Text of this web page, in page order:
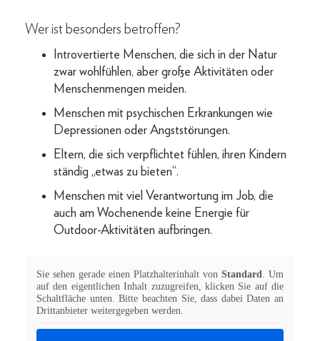
Wer ist besonders betroffen?
Introvertierte Menschen, die sich in der Natur
zwar wohlfühlen, aber große Aktivitäten oder
Menschenmengen meiden.
Menschen mit psychischen Erkrankungen wie
Depressionen oder Angststörungen.
Eltern, die sich verpflichtet fühlen, ihren Kindern
ständig „etwas zu bieten“.
Menschen mit viel Verantwortung im Job, die
auch am Wochenende keine Energie für
Outdoor-Aktivitäten aufbringen.
Sie sehen gerade einen Platzhalterinhalt von Standard
. Um
auf den eigentlichen Inhalt zuzugreifen, klicken Sie auf die
Schaltfläche unten. Bitte beachten Sie, dass dabei Daten an
Drittanbieter weitergegeben werden.